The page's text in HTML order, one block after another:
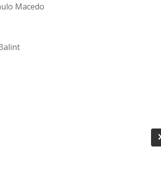
Macedo